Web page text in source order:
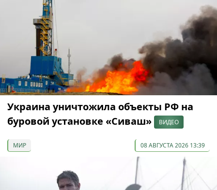
Украина уничтожила объекты РФ на
буровой установке «Сиваш»
ВИДЕО
МИР 08 АВГУСТА 2026 13:39